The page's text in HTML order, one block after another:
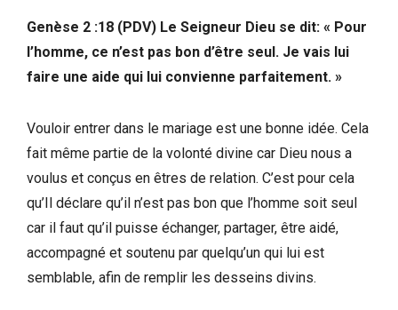
Genèse 2 :18 (PDV) Le Seigneur Dieu se dit: « Pour
l’homme, ce n’est pas bon d’être seul. Je vais lui
faire une aide qui lui convienne parfaitement. »
Vouloir entrer dans le mariage est une bonne idée. Cela
fait même partie de la volonté divine car Dieu nous a
voulus et conçus en êtres de relation. C’est pour cela
qu’Il déclare qu’il n’est pas bon que l’homme soit seul
car il faut qu’il puisse échanger, partager, être aidé,
accompagné et soutenu par quelqu’un qui lui est
semblable, afin de remplir les desseins divins.